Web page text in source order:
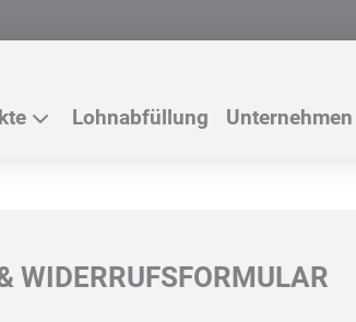
Lohnabfüllung Unternehmen
WIDERRUFSFORMULAR